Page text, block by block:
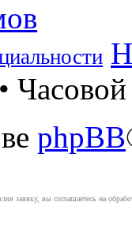
•
phpBB
заявку, вы соглашаетесь на